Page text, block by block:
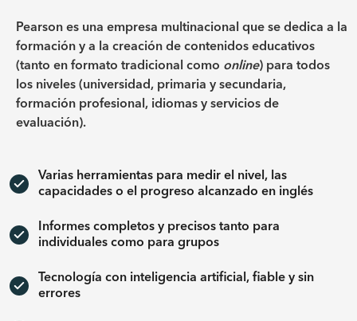
Pearson es una empresa multinacional que se dedica a la
formación y a la creación de contenidos educativos
(tanto en formato tradicional como online) para todos
los niveles (universidad, primaria y secundaria,
formación profesional, idiomas y servicios de
evaluación).
Varias herramientas para medir el nivel, las
capacidades o el progreso alcanzado en inglés
Informes completos y precisos tanto para
individuales como para grupos
Tecnología con inteligencia artificial, fiable y sin
errores